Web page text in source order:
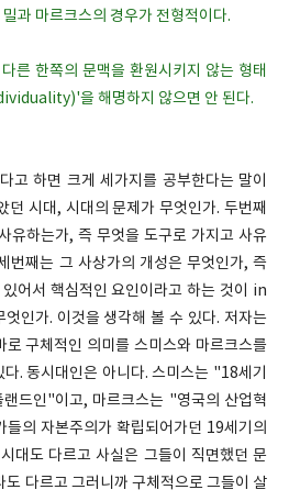
과 마르크스의 경우가 전형적이다.
른 한쪽의 문맥을 환원시키지 않는 형태
을 해명하지 않으면 안 된다.
고 하면 크게 세가지를 공부한다는 말이
던 시대, 시대의 문제가 무엇인가. 두번째
유하는가, 즉 무엇을 도구로 가지고 사유
번째는 그 사상가의 개성은 무엇인가, 즉
어서 핵심적인 요인이라고 하는 것이 in
인가. 이것을 생각해 볼 수 있다. 저자는
로 구체적인 의미를 스미스와 마르크스를
. 동시대인은 아니다. 스미스는 "18세기
드인"이고, 마르크스는 "영국의 산업혁
들의 자본주의가 확립되어가던 19세기의
대도 다르고 사실은 그들이 직면했던 문
도 다르고 그러니까 구체적으로 그들이 살